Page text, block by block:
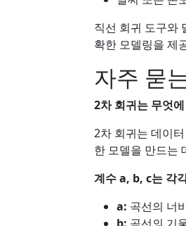
직선 회귀 도구와
확한 모델링을 제
자주 묻
2차 회귀는 무엇
2차 회귀는 데이
한 모델을 만드는
계수 a, b, c는 각
a: 곡선의 너